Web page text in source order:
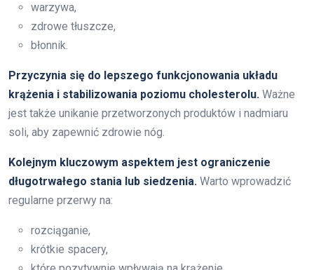
warzywa,
zdrowe tłuszcze,
błonnik.
Przyczynia się do lepszego funkcjonowania układu
krążenia i stabilizowania poziomu cholesterolu. Ważne
jest także unikanie przetworzonych produktów i nadmiaru
soli, aby zapewnić zdrowie nóg.
Kolejnym kluczowym aspektem jest ograniczenie
długotrwałego stania lub siedzenia. Warto wprowadzić
regularne przerwy na:
rozciąganie,
krótkie spacery,